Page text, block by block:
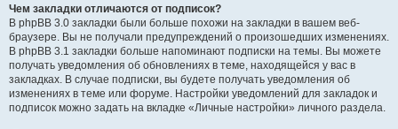
Чем закладки отличаются от подписок?
В phpBB 3.0 закладки были больше похожи на закладки в вашем веб-
браузере. Вы не получали предупреждений о произошедших изменениях.
В phpBB 3.1 закладки больше напоминают подписки на темы. Вы можете
получать уведомления об обновлениях в теме, находящейся у вас в
закладках. В случае подписки, вы будете получать уведомления об
изменениях в теме или форуме. Настройки уведомлений для закладок и
подписок можно задать на вкладке «Личные настройки» личного раздела.